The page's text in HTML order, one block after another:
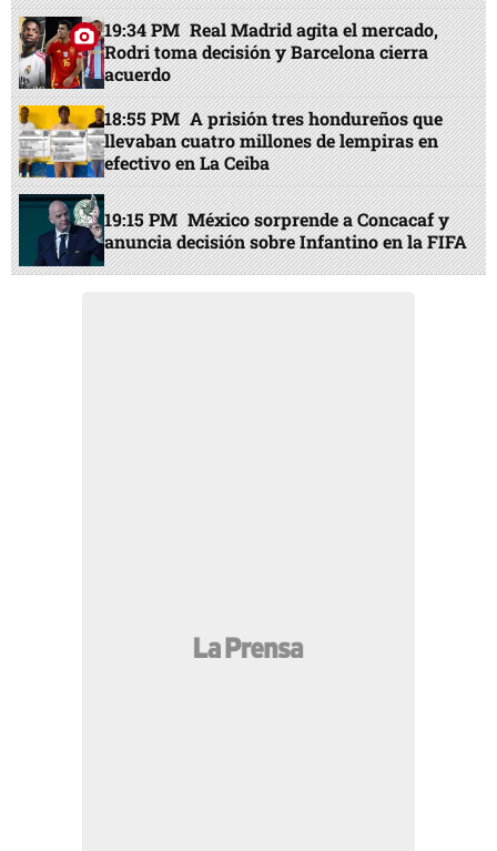
19:34 PM Real Madrid agita el mercado,
Rodri toma decisión y Barcelona cierra
acuerdo
18:55 PM A prisión tres hondureños que
llevaban cuatro millones de lempiras en
efectivo en La Ceiba
19:15 PM México sorprende a Concacaf y
anuncia decisión sobre Infantino en la FIFA